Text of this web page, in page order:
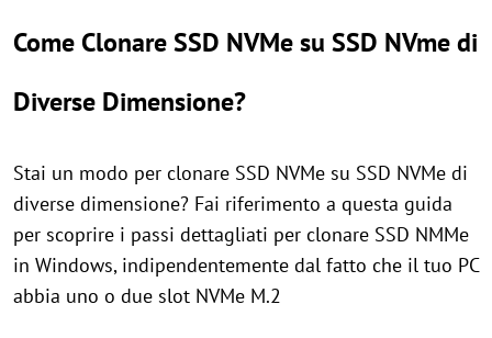
Come Clonare SSD NVMe su SSD NVme di
Diverse Dimensione?
Stai un modo per clonare SSD NVMe su SSD NVMe di
diverse dimensione? Fai riferimento a questa guida
per scoprire i passi dettagliati per clonare SSD NMMe
in Windows, indipendentemente dal fatto che il tuo PC
abbia uno o due slot NVMe M.2